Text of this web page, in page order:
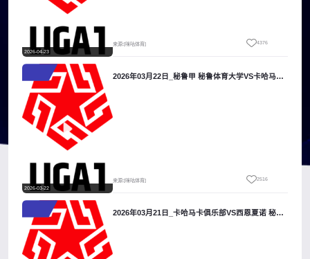
2026-04-23
来源:[咪咕体育] 4376
2026-03-22
2026年03月22日_秘鲁甲 秘鲁体育大学VS卡哈马卡商业联录像_全场录像【视频集锦】
来源:[咪咕体育] 2516
2026年03月21日_卡哈马卡俱乐部VS西恩夏诺 秘鲁甲录像_全场录像【视频集锦】